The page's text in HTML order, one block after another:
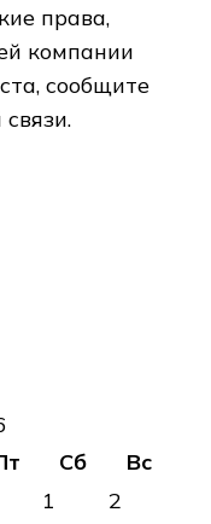
права,
компании
сообщите
Сб
Вс
1
2